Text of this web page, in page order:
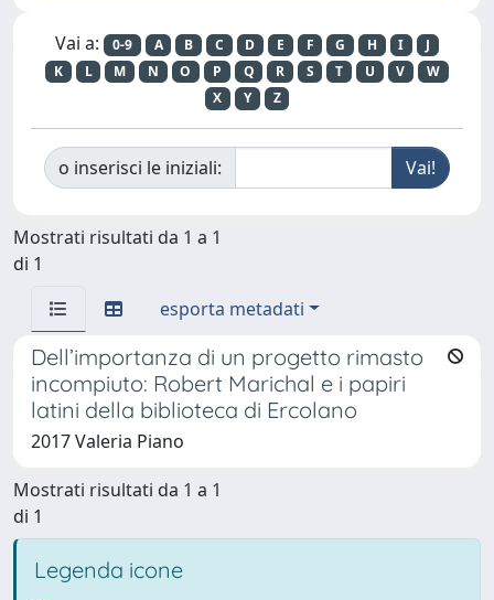
Vai a: 0-9 A B C D E F G H I
J
K
L M N O P Q R S T U V
W
X
Y Z
o inserisci le iniziali:
Mostrati risultati da 1 a 1
di 1
esporta metadati
Dell’importanza di un progetto rimasto
incompiuto: Robert Marichal e i papiri
latini della biblioteca di Ercolano
2017 Valeria Piano
Mostrati risultati da 1 a 1
di 1
Legenda icone